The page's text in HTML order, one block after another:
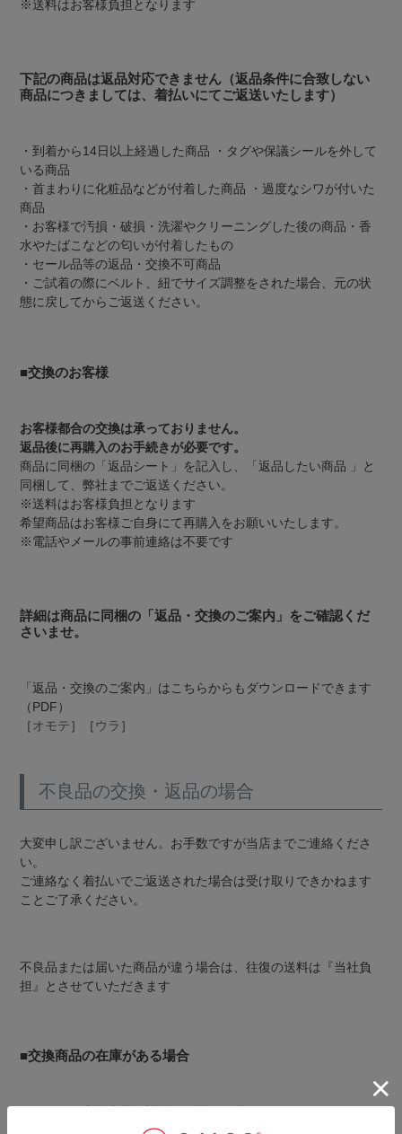
※送料はお客様負担となります
下記の商品は返品対応できません（返品条件に合致しない
商品につきましては、着払いにてご返送いたします）
・到着から14日以上経過した商品 ・タグや保議シールを外して
いる商品
・首まわりに化粧品などが付着した商品 ・過度なシワが付いた
商品
・お客様で汚損・破損・洗濯やクリーニングした後の商品・香
水やたばこなどの匂いが付着したもの
・セール品等の返品・交換不可商品
・ご試着の際にベルト、紐でサイズ調整をされた場合、元の状
態に戻してからご返送ください。
■交換のお客様
お客様都合の交換は承っておりません。
返品後に再購入のお手続きが必要です。
商品に同梱の「返品シート」を記入し、「返品したい商品 」と
同梱して、弊社までご返送ください。
※送料はお客様負担となります
希望商品はお客様ご自身にて再購入をお願いいたします。
※電話やメールの事前連絡は不要です
詳細は商品に同梱の「返品・交換のご案内」をご確認くだ
さいませ。
「返品・交換のご案内」はこちらからもダウンロードできます
（PDF）
［オモテ］［ウラ ］
不良品の交換・返品の場合
大変申し訳ございません。お手数ですが当店までご連絡くださ
い。
ご連絡なく着払いでご返送された場合は受け取りできかねます
ことご了承ください。
不良品または届いた商品が違う場合は、往復の送料は『当社負
担』とさせていただきます
■交換商品の在庫がある場合
受け取りの際に返送用の袋に返品商品を入れていただき、その